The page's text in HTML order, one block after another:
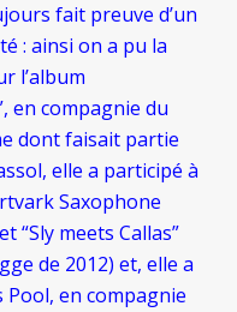
fait preuve d’un
: ainsi on a pu la
l’album
en compagnie du
dont faisait partie
elle a participé à
Saxophone
“Sly meets Callas”
de 2012) et, elle a
Pool, en compagnie